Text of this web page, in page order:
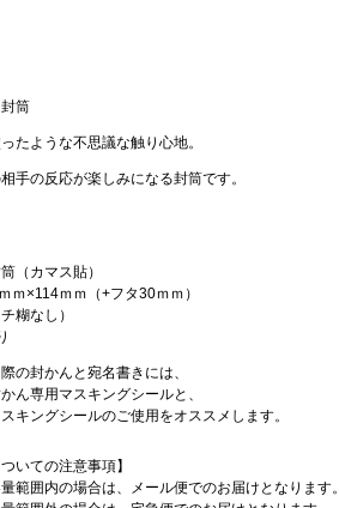
筒
たような不思議な触り心地。
手の反応が楽しみになる封筒です。
（カマス貼）
ｍ×114ｍｍ（+フタ30ｍｍ）
なし）
の封かんと宛名書きには、
ん専用マスキングシールと、
キングシールのご使用をオススメします。
いての注意事項】
範囲内の場合は、メール便でのお届けとなります。